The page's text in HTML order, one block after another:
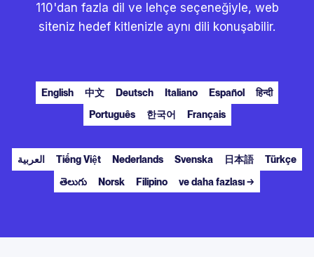
110'dan fazla dil ve lehçe seçeneğiyle, web
siteniz hedef kitlenizle aynı dili konuşabilir.
English 中文 Deutsch Italiano Español
हिन्दी
Português
한국어 Français
العربية Tiếng Việt Nederlands Svenska 日本語
Türkçe
తెలుగు
Norsk Filipino ve daha fazlası →